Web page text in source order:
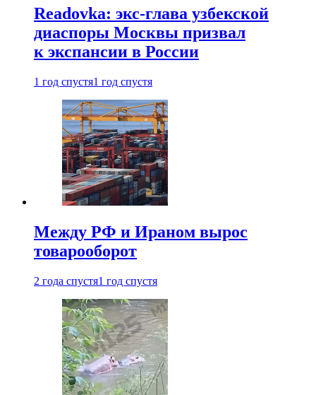
Readovka: экс-глава узбекской
диаспоры Москвы призвал
к экспансии в России
1 год спустя1 год спустя
Между РФ и Ираном вырос
товарооборот
2 года спустя1 год спустя